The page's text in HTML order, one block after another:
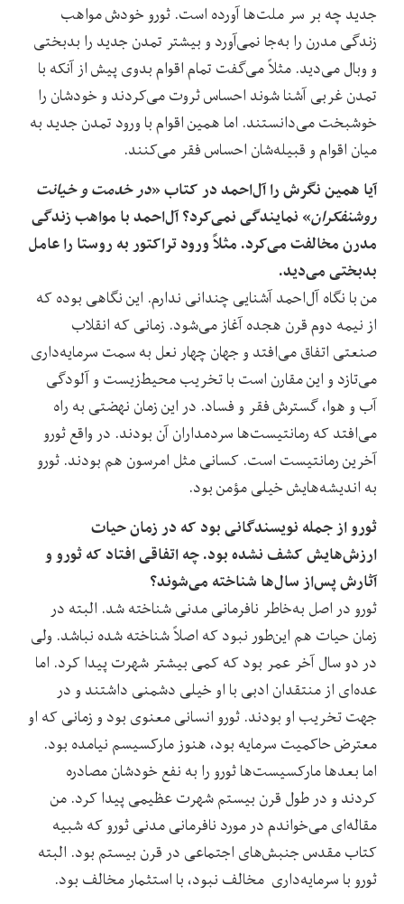
جدید چه بر سر ملت‌ها آورده‌ است. ثورو خودش مواهب
زندگی مدرن را به‌جا نمی‌آورد و بیشتر تمدن جدید را بدبختی
و وبال می‌دید. مثلاً می‌گفت تمام اقوام بدوی پیش از آنکه با
تمدن غربی آشنا شوند احساس ثروت می‌کردند و خودشان را
خوشبخت می‌دانستند. اما همین اقوام با ورود تمدن جدید به
میان اقوام و قبیله‌شان احساس فقر می‌کنند.
آیا همین نگرش را آل‌احمد در کتاب «در خدمت و خیانت
روشنفکران» نمایندگی نمی‌کرد؟ آل‌احمد با مواهب زندگی
مدرن مخالفت می‌کرد. مثلاً ورود تراکتور به روستا را عامل
بدبختی می‌دید.
من با نگاه آل‌احمد آشنایی چندانی ندارم. این نگاهی بوده که
از نیمه دوم قرن هجده آغاز می‌شود. زمانی که انقلاب
صنعتی اتفاق می‌افتد و جهان چهار نعل به سمت سرمایه‌داری
می‌تازد و این مقارن است با تخریب محیط‌زیست و آلودگی
آب و هوا، گسترش فقر و فساد. در این زمان نهضتی به راه
می‌افتد که رمانتیست‌ها سردمداران آن بودند. در واقع ثورو
آخرین رمانتیست است. کسانی مثل امرسون هم بودند. ثورو
به اندیشه‌هایش خیلی مؤمن بود.
ثورو از جمله نویسندگانی بود که در زمان حیات
ارزش‌هایش کشف نشده بود. چه اتفاقی افتاد که ثورو و
آثارش پس‌از سال‌ها شناخته می‌شوند؟
ثورو در اصل به‌خاطر نافرمانی مدنی شناخته شد. البته در
زمان حیات هم این‌طور نبود که اصلاً شناخته شده نباشد. ولی
در دو سال آخر عمر بود که کمی بیشتر شهرت پیدا کرد. اما
عده‌ای از منتقدان ادبی با او خیلی دشمنی داشتند و در
جهت تخریب او بودند. ثورو انسانی معنوی بود و زمانی که او
معترض حاکمیت سرمایه‌ بود، هنوز مارکسیسم نیامده بود.
اما بعدها مارکسیست‌ها ثورو را به نفع خودشان مصادره
کردند و در طول قرن بیستم شهرت عظیمی پیدا کرد. من
مقاله‌ای می‌خواندم در مورد نافرمانی مدنی ثورو که شبیه
کتاب مقدس جنبش‌های اجتماعی در قرن بیستم بود. البته
ثورو با سرمایه‌داری مخالف نبود، با استثمار مخالف بود.